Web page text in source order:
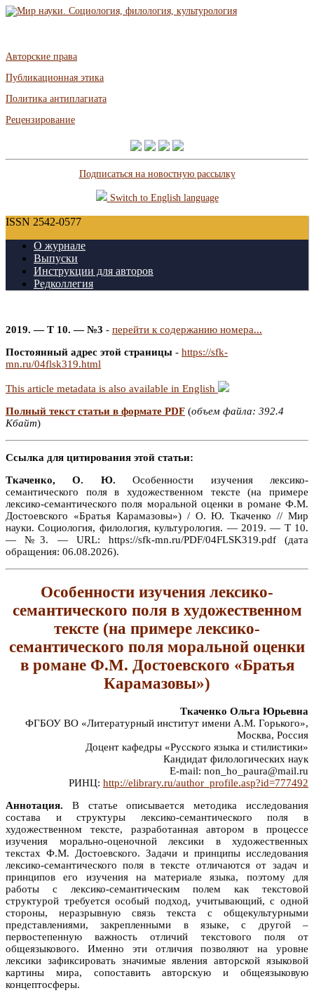
Авторские права
Публикационная этика
Политика антиплагиата
Рецензирование
Подписаться на новостную рассылку
Switch to English language
ISSN 2542-0577
О журнале
Выпуски
Инструкции для авторов
Редколлегия
2019. — Т 10. — №3 - перейти к содержанию номера...
Постоянный адрес этой страницы - https://sfk-
mn.ru/04flsk319.html
This article metadata is also available in English
Полный текст статьи в формате PDF (объем файла: 392.4
Кбайт)
Ссылка для цитирования этой статьи:
Ткаченко, О. Ю. Особенности изучения лексико-
семантического поля в художественном тексте (на примере
лексико-семантического поля моральной оценки в романе Ф.М.
Достоевского «Братья Карамазовы») / О. Ю. Ткаченко // Мир
науки. Социология, филология, культурология. — 2019. — Т 10.
— №3. — URL: https://sfk-mn.ru/PDF/04FLSK319.pdf (дата
обращения: 06.08.2026).
Особенности изучения лексико-
семантического поля в художественном
тексте (на примере лексико-
семантического поля моральной оценки
в романе Ф.М. Достоевского «Братья
Карамазовы»)
Ткаченко Ольга Юрьевна
ФГБОУ ВО «Литературный институт имени А.М. Горького»,
Москва, Россия
Доцент кафедры «Русского языка и стилистики»
Кандидат филологических наук
E-mail: non_ho_paura@mail.ru
РИНЦ: http://elibrary.ru/author_profile.asp?id=777492
Аннотация. В статье описывается методика исследования
состава и структуры лексико-семантического поля в
художественном тексте, разработанная автором в процессе
изучения морально-оценочной лексики в художественных
текстах Ф.М. Достоевского. Задачи и принципы исследования
лексико-семантического поля в тексте отличаются от задач и
принципов его изучения на материале языка, поэтому для
работы с лексико-семантическим полем как текстовой
структурой требуется особый подход, учитывающий, с одной
стороны, неразрывную связь текста с общекультурными
представлениями, закрепленными в языке, с другой –
первостепенную важность отличий текстового поля от
общеязыкового. Именно эти отличия позволяют на уровне
лексики зафиксировать значимые явления авторской языковой
картины мира, сопоставить авторскую и общеязыковую
концептосферы.